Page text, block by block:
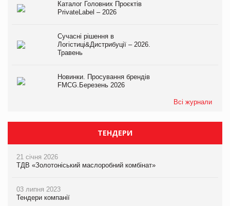
Каталог Головних Проєктів
PrivateLabel – 2026
Сучасні рішення в
Логістиці&Дистрибуції – 2026.
Травень
Новинки. Просування брендів
FMCG.Березень 2026
Всі журнали
ТЕНДЕРИ
21 січня 2026
ТДВ «Золотоніський маслоробний комбінат»
03 липня 2023
Тендери компанії